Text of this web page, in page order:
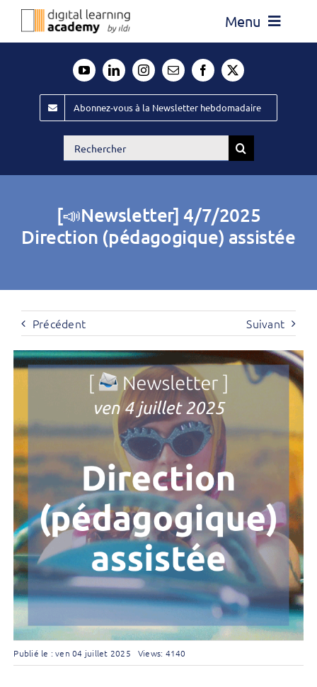
Passer
Menu
Évènements ILDI
Offres d’emploi
Abonnez-vous à la Newsletter hebdomadaire
Rechercher:
[📣Newsletter] 4/7/2025
Direction (pédagogique) assistée
Précédent Suivant
Publié le : ven 04 juillet 2025 Views: 4140